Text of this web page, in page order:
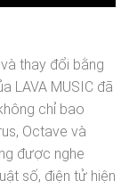
thay đổi bằng
LAVA MUSIC đã
chỉ bao
Octave và
được nghe
số, điện tử hiện